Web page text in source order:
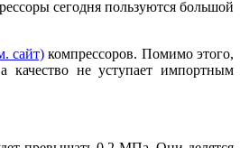
сегодня пользуются большой
сайт) компрессоров. Помимо этого,
качество не уступает импортным